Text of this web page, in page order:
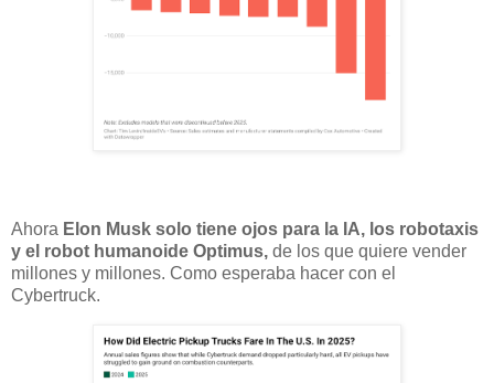
Ahora Elon Musk solo tiene ojos para la IA, los robotaxis
y el robot humanoide Optimus, de los que quiere vender
millones y millones. Como esperaba hacer con el
Cybertruck.